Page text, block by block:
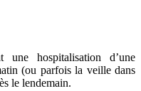
une hospitalisation d’une
(ou parfois la veille dans
le lendemain.